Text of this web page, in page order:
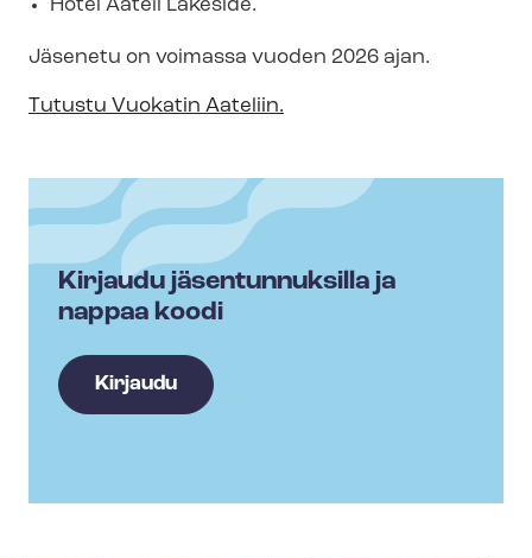
Hotel Aateli Lakeside.
Jäsenetu on voimassa vuoden 2026 ajan.
Tutustu Vuokatin Aateliin.
Kirjaudu jäsentunnuksilla ja
nappaa koodi
Kirjaudu